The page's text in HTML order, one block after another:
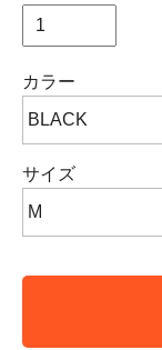
カラー
サイズ